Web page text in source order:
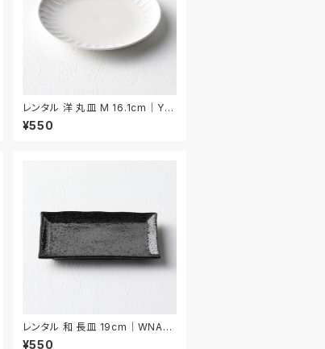
レンタル 洋 丸皿 M 16.1cm｜YM
M015
¥550
レンタル 和 長皿 19cm｜WNA02
2
¥550